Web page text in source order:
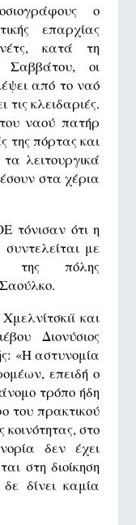
ο
επαρχίας
κατά τη
Σαββάτου, οι
από το ναό
τις κλειδαριές.
ναού πατήρ
της πόρτας και
λειτουργικά
στα χέρια
τόνισαν ότι η
με
της πόλης
και
Διονύσιος
«Η αστυνομία
επειδή ο
τρόπο ήδη
του πρακτικού
κοινότητας, στο
δεν έχει
στη διοίκηση
δίνει καμία